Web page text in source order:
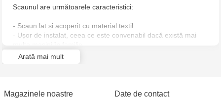
Jucarenia Ciocana - bd.Mircea cel Bătrân, 39
Multistore Soroca - bd. Ștefan cel Mare, 110
Scaunul are următoarele caracteristici:
- Scaun lat și acoperit cu material textil
- Ușor de instalat, ceea ce este convenabil dacă există mai
- Design frumos
Arată mai mult
Magazinele noastre Date de contact